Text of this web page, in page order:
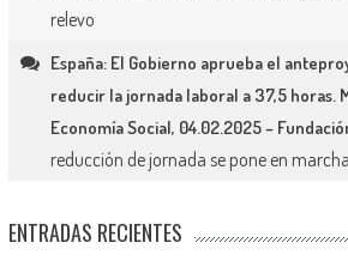
relevo
España: El Gobierno aprueba el
reducir la jornada laboral a 37,5 horas.
Economía Social, 04.02.2025 –
reducción de jornada se pone en marcha
ENTRADAS RECIENTES